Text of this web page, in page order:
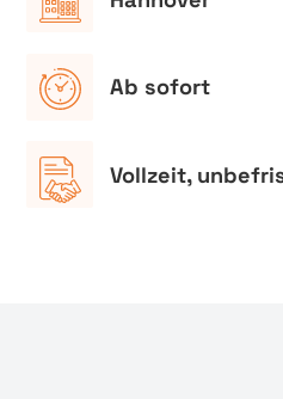
Ab sofort
Vollzeit,